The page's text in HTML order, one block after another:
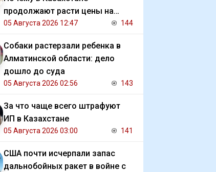
продолжают расти цены на
баранину и конину
05 Августа 2026 12:47 144
Собаки растерзали ребенка в
Алматинской области: дело
дошло до суда
05 Августа 2026 02:56 143
За что чаще всего штрафуют
ИП в Казахстане
05 Августа 2026 03:00 141
США почти исчерпали запас
дальнобойных ракет в войне с